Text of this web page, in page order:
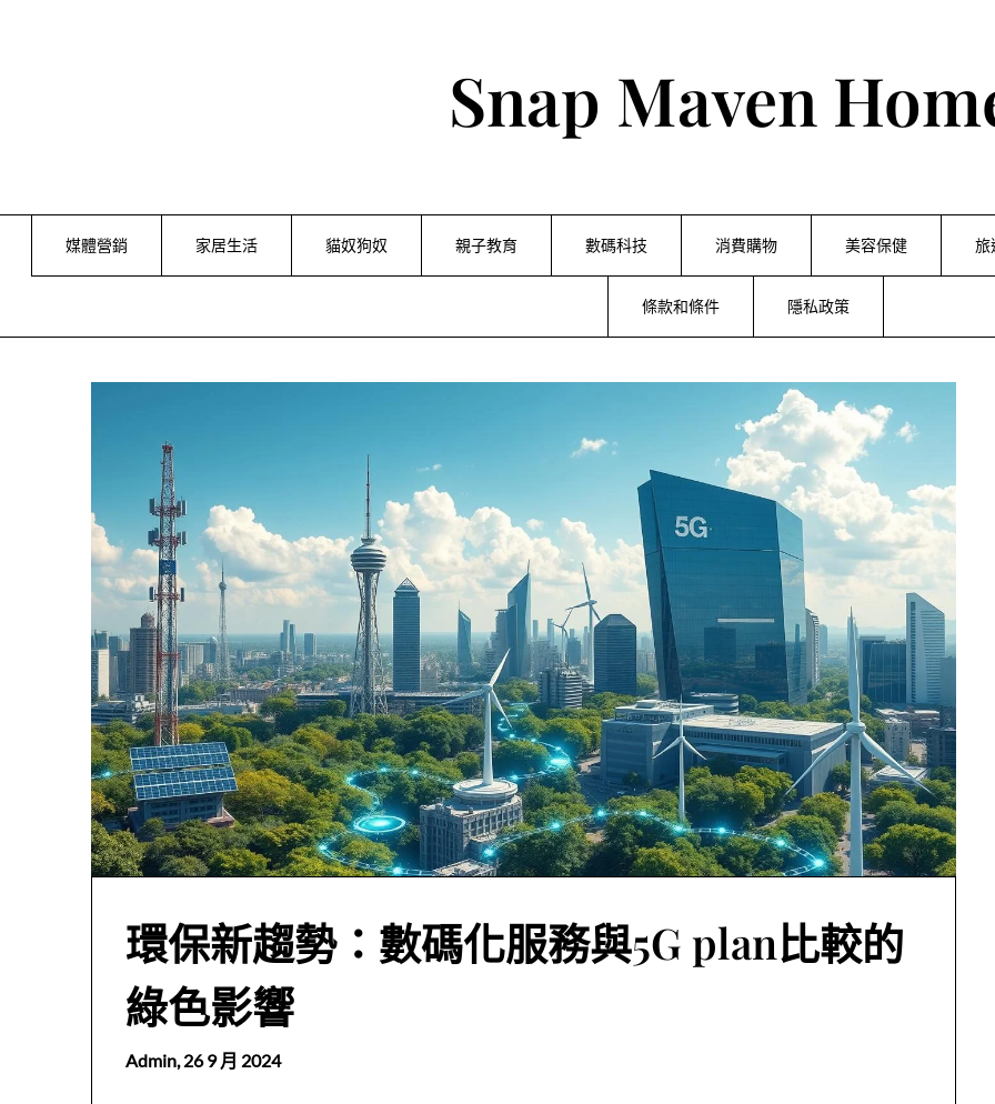
Snap Maven
媒體營銷 家居生活 貓奴狗奴 親子教育 數碼科技 消費購物 美容保健 旅
條款和條件 隱私政策
環保新趨勢：數碼化服務與5G plan比較的
綠色影響
Admin,26 9 月 2024